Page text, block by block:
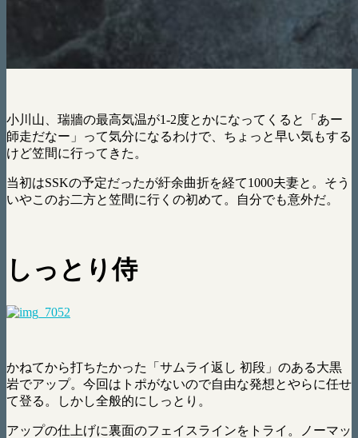
小川山、瑞牆の最高気温が1-2度とかになってくると「あー
師走だなー」って気分になるわけで、ちょっと早い気もする
けど笠間に行ってきた。
当初はSSKの予定だったが紆余曲折を経て1000夫妻と。そう
いやこのお二方と笠間に行くの初めて。自分でも意外だ。
しっとり侍
かねてから打ちたかった「サムライ返し 初段」のある大黒
岩でアップ。今回はトポがないので自由な発想とやらに任せ
て登る。しかし全般的にしっとり。
アップの仕上げに裏面のフェイスラインをトライ。ノーマッ